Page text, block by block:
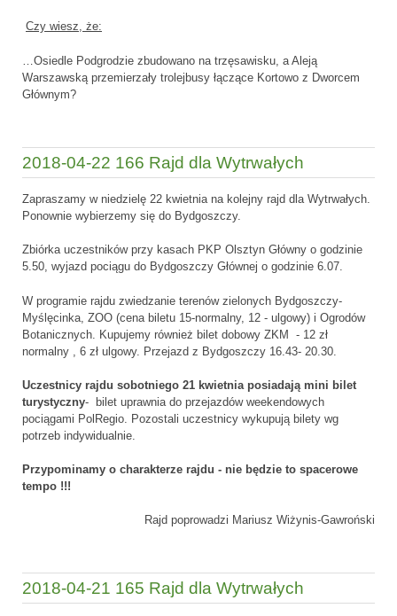
Czy wiesz, że:
…Osiedle Podgrodzie zbudowano na trzęsawisku, a Aleją
Warszawską przemierzały trolejbusy łączące Kortowo z Dworcem
Głównym?
2018-04-22 166 Rajd dla Wytrwałych
Zapraszamy w niedzielę 22 kwietnia na kolejny rajd dla Wytrwałych.
Ponownie wybierzemy się do Bydgoszczy.
Zbiórka uczestników przy kasach PKP Olsztyn Główny o godzinie
5.50, wyjazd pociągu do Bydgoszczy Głównej o godzinie 6.07.
W programie rajdu zwiedzanie terenów zielonych Bydgoszczy-
Myślęcinka, ZOO (cena biletu 15-normalny, 12 - ulgowy) i Ogrodów
Botanicznych. Kupujemy również bilet dobowy ZKM - 12 zł
normalny , 6 zł ulgowy. Przejazd z Bydgoszczy 16.43- 20.30.
Uczestnicy rajdu sobotniego 21 kwietnia posiadają mini bilet
turystyczny- bilet uprawnia do przejazdów weekendowych
pociągami PolRegio. Pozostali uczestnicy wykupują bilety wg
potrzeb indywidualnie.
Przypominamy o charakterze rajdu - nie będzie to spacerowe
tempo !!!
Rajd poprowadzi Mariusz Wiżynis-Gawroński
2018-04-21 165 Rajd dla Wytrwałych